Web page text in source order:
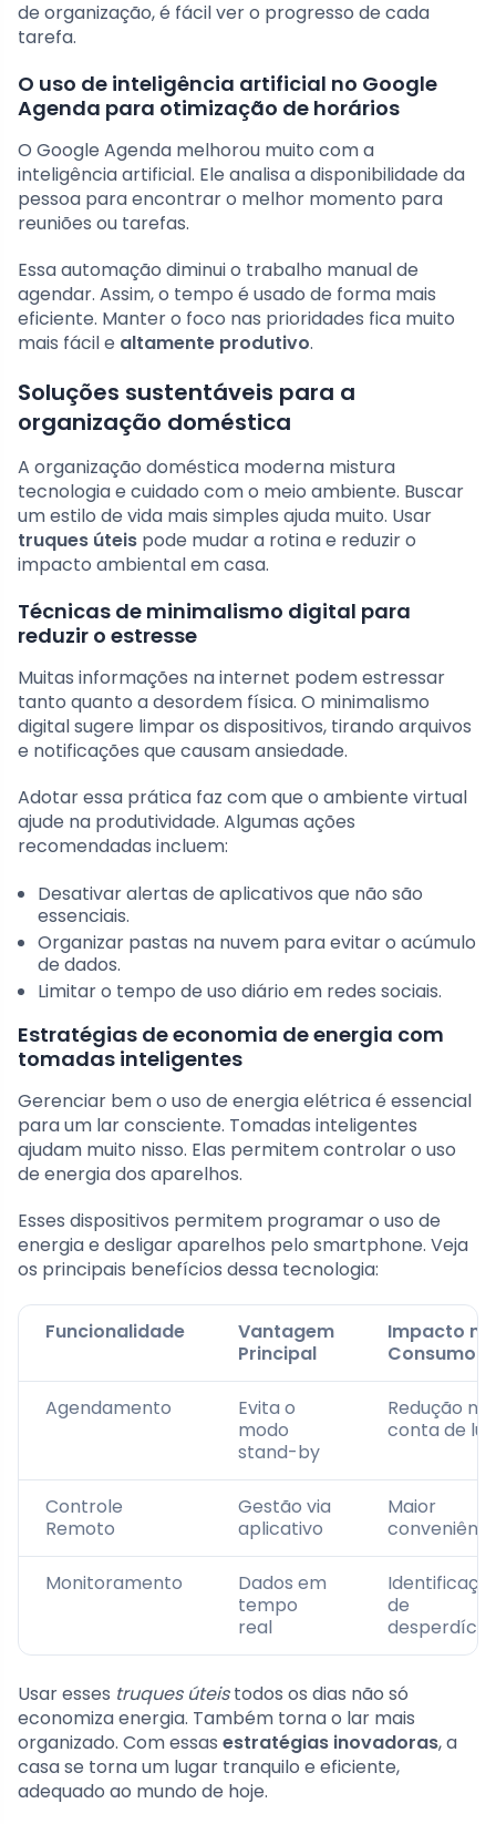
de organização, é fácil ver o progresso de cada
tarefa.
O uso de inteligência artificial no Google
Agenda para otimização de horários
O Google Agenda melhorou muito com a
inteligência artificial. Ele analisa a disponibilidade da
pessoa para encontrar o melhor momento para
reuniões ou tarefas.
Essa automação diminui o trabalho manual de
agendar. Assim, o tempo é usado de forma mais
eficiente. Manter o foco nas prioridades fica muito
mais fácil e altamente produtivo.
Soluções sustentáveis para a
organização doméstica
A organização doméstica moderna mistura
tecnologia e cuidado com o meio ambiente. Buscar
um estilo de vida mais simples ajuda muito. Usar
truques úteis pode mudar a rotina e reduzir o
impacto ambiental em casa.
Técnicas de minimalismo digital para
reduzir o estresse
Muitas informações na internet podem estressar
tanto quanto a desordem física. O minimalismo
digital sugere limpar os dispositivos, tirando arquivos
e notificações que causam ansiedade.
Adotar essa prática faz com que o ambiente virtual
ajude na produtividade. Algumas ações
recomendadas incluem:
Desativar alertas de aplicativos que não são
essenciais.
Organizar pastas na nuvem para evitar o acúmulo
de dados.
Limitar o tempo de uso diário em redes sociais.
Estratégias de economia de energia com
tomadas inteligentes
Gerenciar bem o uso de energia elétrica é essencial
para um lar consciente. Tomadas inteligentes
ajudam muito nisso. Elas permitem controlar o uso
de energia dos aparelhos.
Esses dispositivos permitem programar o uso de
energia e desligar aparelhos pelo smartphone. Veja
os principais benefícios dessa tecnologia:
Funcionalidade
Vantagem
Principal
Impacto no
Consumo
Agendamento
Evita o
modo
stand-by
Redução na
conta de luz
Controle
Remoto
Gestão via
aplicativo
Maior
Monitoramento
Dados em
tempo
real
de
Usar esses truques úteistodos os dias não só
economiza energia. Também torna o lar mais
organizado. Com essas estratégias inovadoras, a
casa se torna um lugar tranquilo e eficiente,
adequado ao mundo de hoje.